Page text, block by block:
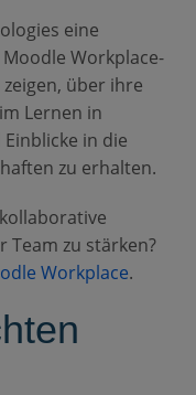
eine
Workplace-
über ihre
Lernen in
in die
zu erhalten.
zu stärken?
Workplace.